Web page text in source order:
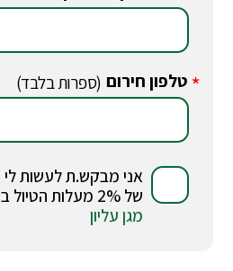
* טלפון חירום (ספרות בלבד)
אני מבקש.ת לעשות לי
של 2% מעלות הטיול בהתאם למידע על
מגן עליון